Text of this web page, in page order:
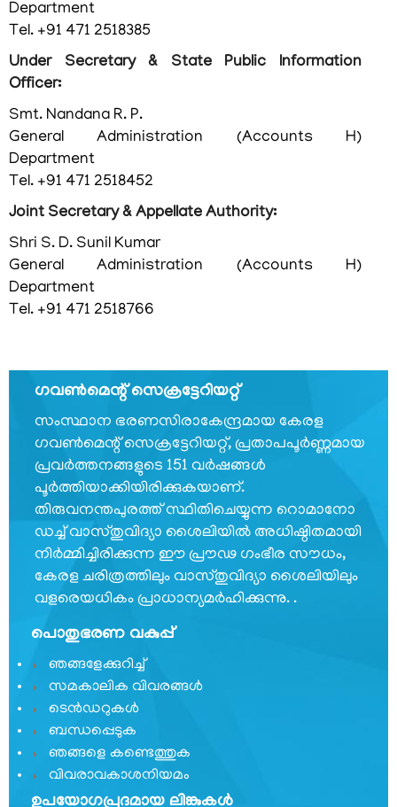
കാര്യനിർവഹണചട്ടങ്ങൾ
ഓർഡർ
ഓഫ്
പ്രെസിഡൻസ്
പ്രധാന
വ്യക്തികള്‍
സംഘടനാ
ഘടന
വിഭാഗങ്ങൾ
യോജന
കേരള
സ്വാതന്ത്ര്യ
സമരസേനാനി
പെന്‍ഷന്‍
പദ്ധതി
മറ്റ്
സംഘടനകള്‍
റെസിഡന്റ്
കമ്മീഷണറുടെ
ഓഫീസ്,
ന്യൂഡല്‍ഹി
സംസ്ഥാന
വിവരാവകാശ
കമ്മീഷന്‍
സമുന്നതി
Department
Tel. +91 471 2518385
Under Secretary & State Public Information
Officer:
Smt. Nandana R. P.
General Administration (Accounts H)
Department
Tel. +91 471 2518452
Joint Secretary & Appellate Authority:
Shri S. D. Sunil Kumar
General Administration (Accounts H)
Department
Tel. +91 471 2518766
ഗവണ്‍മെന്റ് സെക്രട്ടേറിയറ്റ്
സംസ്ഥാന ഭരണസിരാകേന്ദ്രമായ കേരള
ഗവണ്‍മെന്റ് സെക്രട്ടേറിയറ്റ്, പ്രതാപപൂര്‍ണ്ണമായ
പ്രവര്‍ത്തനങ്ങളുടെ 151 വര്‍ഷങ്ങള്‍
പൂര്‍ത്തിയാക്കിയിരിക്കുകയാണ്.
തിരുവനന്തപുരത്ത് സ്ഥിതിചെയ്യുന്ന റൊമാനോ
ഡച്ച് വാസ്തുവിദ്യാ ശൈലിയില്‍ അധിഷ്ഠിതമായി
നിര്‍മ്മിച്ചിരിക്കുന്ന ഈ പ്രൗഢ ഗംഭീര സൗധം,
കേരള ചരിത്രത്തിലും വാസ്തുവിദ്യാ ശൈലിയിലും
വളരെയധികം പ്രാധാന്യമര്‍ഹിക്കുന്നു. .
പൊതുഭരണ വകുപ്പ്
ഞങ്ങളേക്കുറിച്ച്
സമകാലിക വിവരങ്ങൾ
ടെൻഡറുകൾ
ബന്ധപ്പെടുക
ഞങ്ങളെ കണ്ടെത്തുക
വിവരാവകാശനിയമം
ഉപയോഗപ്രദമായ ലിങ്കുകൾ